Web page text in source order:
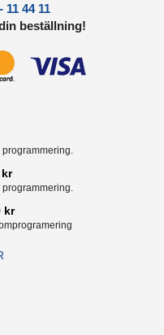
11 44 11
beställning!
kr
kr